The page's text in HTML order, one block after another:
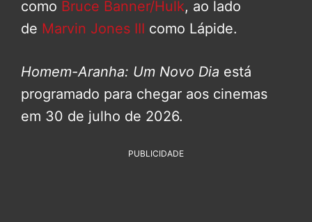
como Bruce Banner/Hulk, ao lado
de Marvin Jones III como Lápide.
Homem-Aranha: Um Novo Dia está
programado para chegar aos cinemas
em 30 de julho de 2026.
PUBLICIDADE